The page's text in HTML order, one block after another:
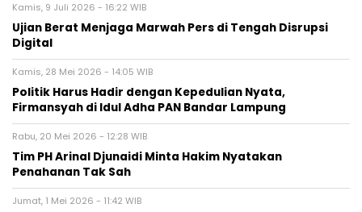
Kamis, 9 Juli 2026 - 16:22 WIB
Ujian Berat Menjaga Marwah Pers di Tengah Disrupsi
Digital
Kamis, 28 Mei 2026 - 14:05 WIB
Politik Harus Hadir dengan Kepedulian Nyata,
Firmansyah di Idul Adha PAN Bandar Lampung
Rabu, 20 Mei 2026 - 12:28 WIB
Tim PH Arinal Djunaidi Minta Hakim Nyatakan
Penahanan Tak Sah
Jumat, 1 Mei 2026 - 11:42 WIB